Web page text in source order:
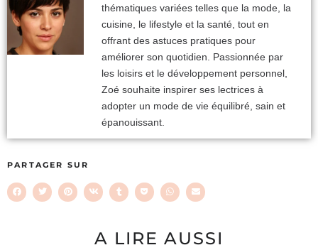
thématiques variées telles que la mode, la
cuisine, le lifestyle et la santé, tout en
offrant des astuces pratiques pour
améliorer son quotidien. Passionnée par
les loisirs et le développement personnel,
Zoé souhaite inspirer ses lectrices à
adopter un mode de vie équilibré, sain et
épanouissant.
PARTAGER SUR
A LIRE AUSSI